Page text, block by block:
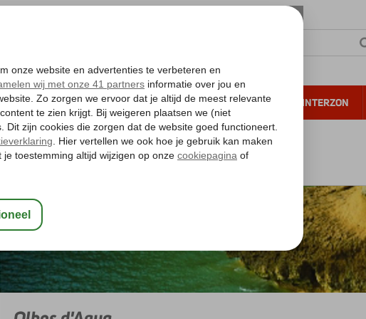
ZONVAKANTIE VERRE REIZEN ALL INCLUSIVE WINTERZON
Gratis annuleren*